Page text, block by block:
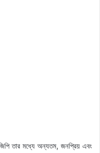
তার মধ্যে অন্যতম, জনপ্রিয় এবং